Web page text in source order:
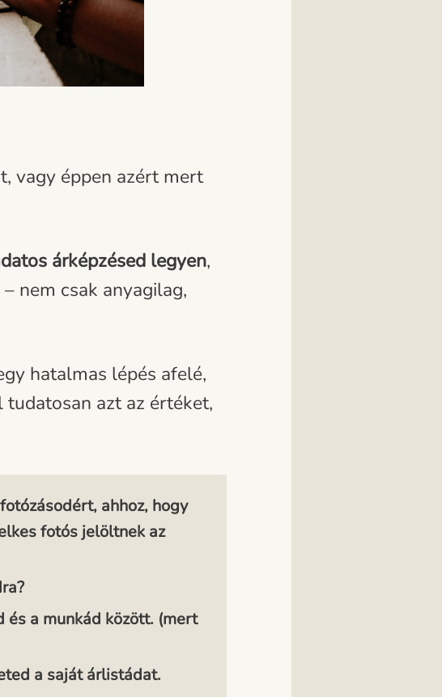
vagy éppen azért mert
árképzésed legyen,
– nem csak anyagilag,
hatalmas lépés afelé,
tudatosan azt az értéket,
ahhoz, hogy
fotós jelöltnek az
és a munkád között. (mert
a saját árlistádat.